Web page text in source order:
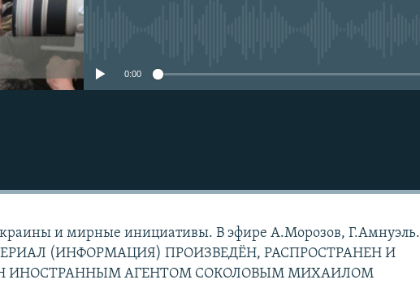
0:00
и мирные инициативы. В эфире А.Морозов, Г.Амнуэль.
(ИНФОРМАЦИЯ) ПРОИЗВЕДЁН, РАСПРОСТРАНЕН И
ИНОСТРАННЫМ АГЕНТОМ СОКОЛОВЫМ МИХАИЛОМ